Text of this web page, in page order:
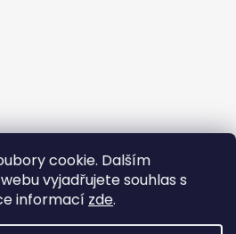
cookie. Dalším
vyjadřujete souhlas s
informací zde.